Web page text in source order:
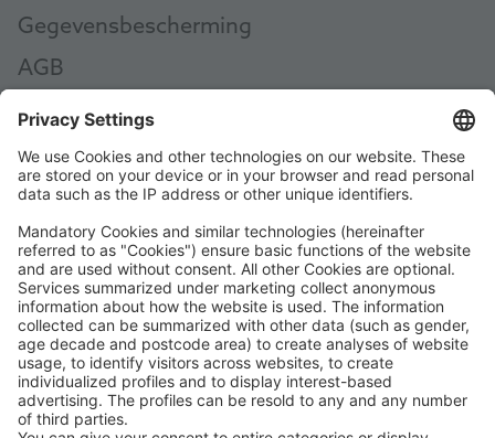
Gegevensbescherming
AGB
AEB
Code of Conduct
Accessibility Statement
ROWE SOCIAL
GECERTIFICEERD DOOR